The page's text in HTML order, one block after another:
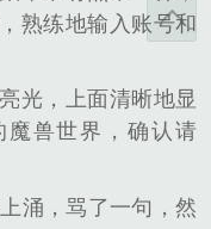
熟练地输入账号和
光，上面清晰地显
魔兽世界，确认请
涌，骂了一句，然